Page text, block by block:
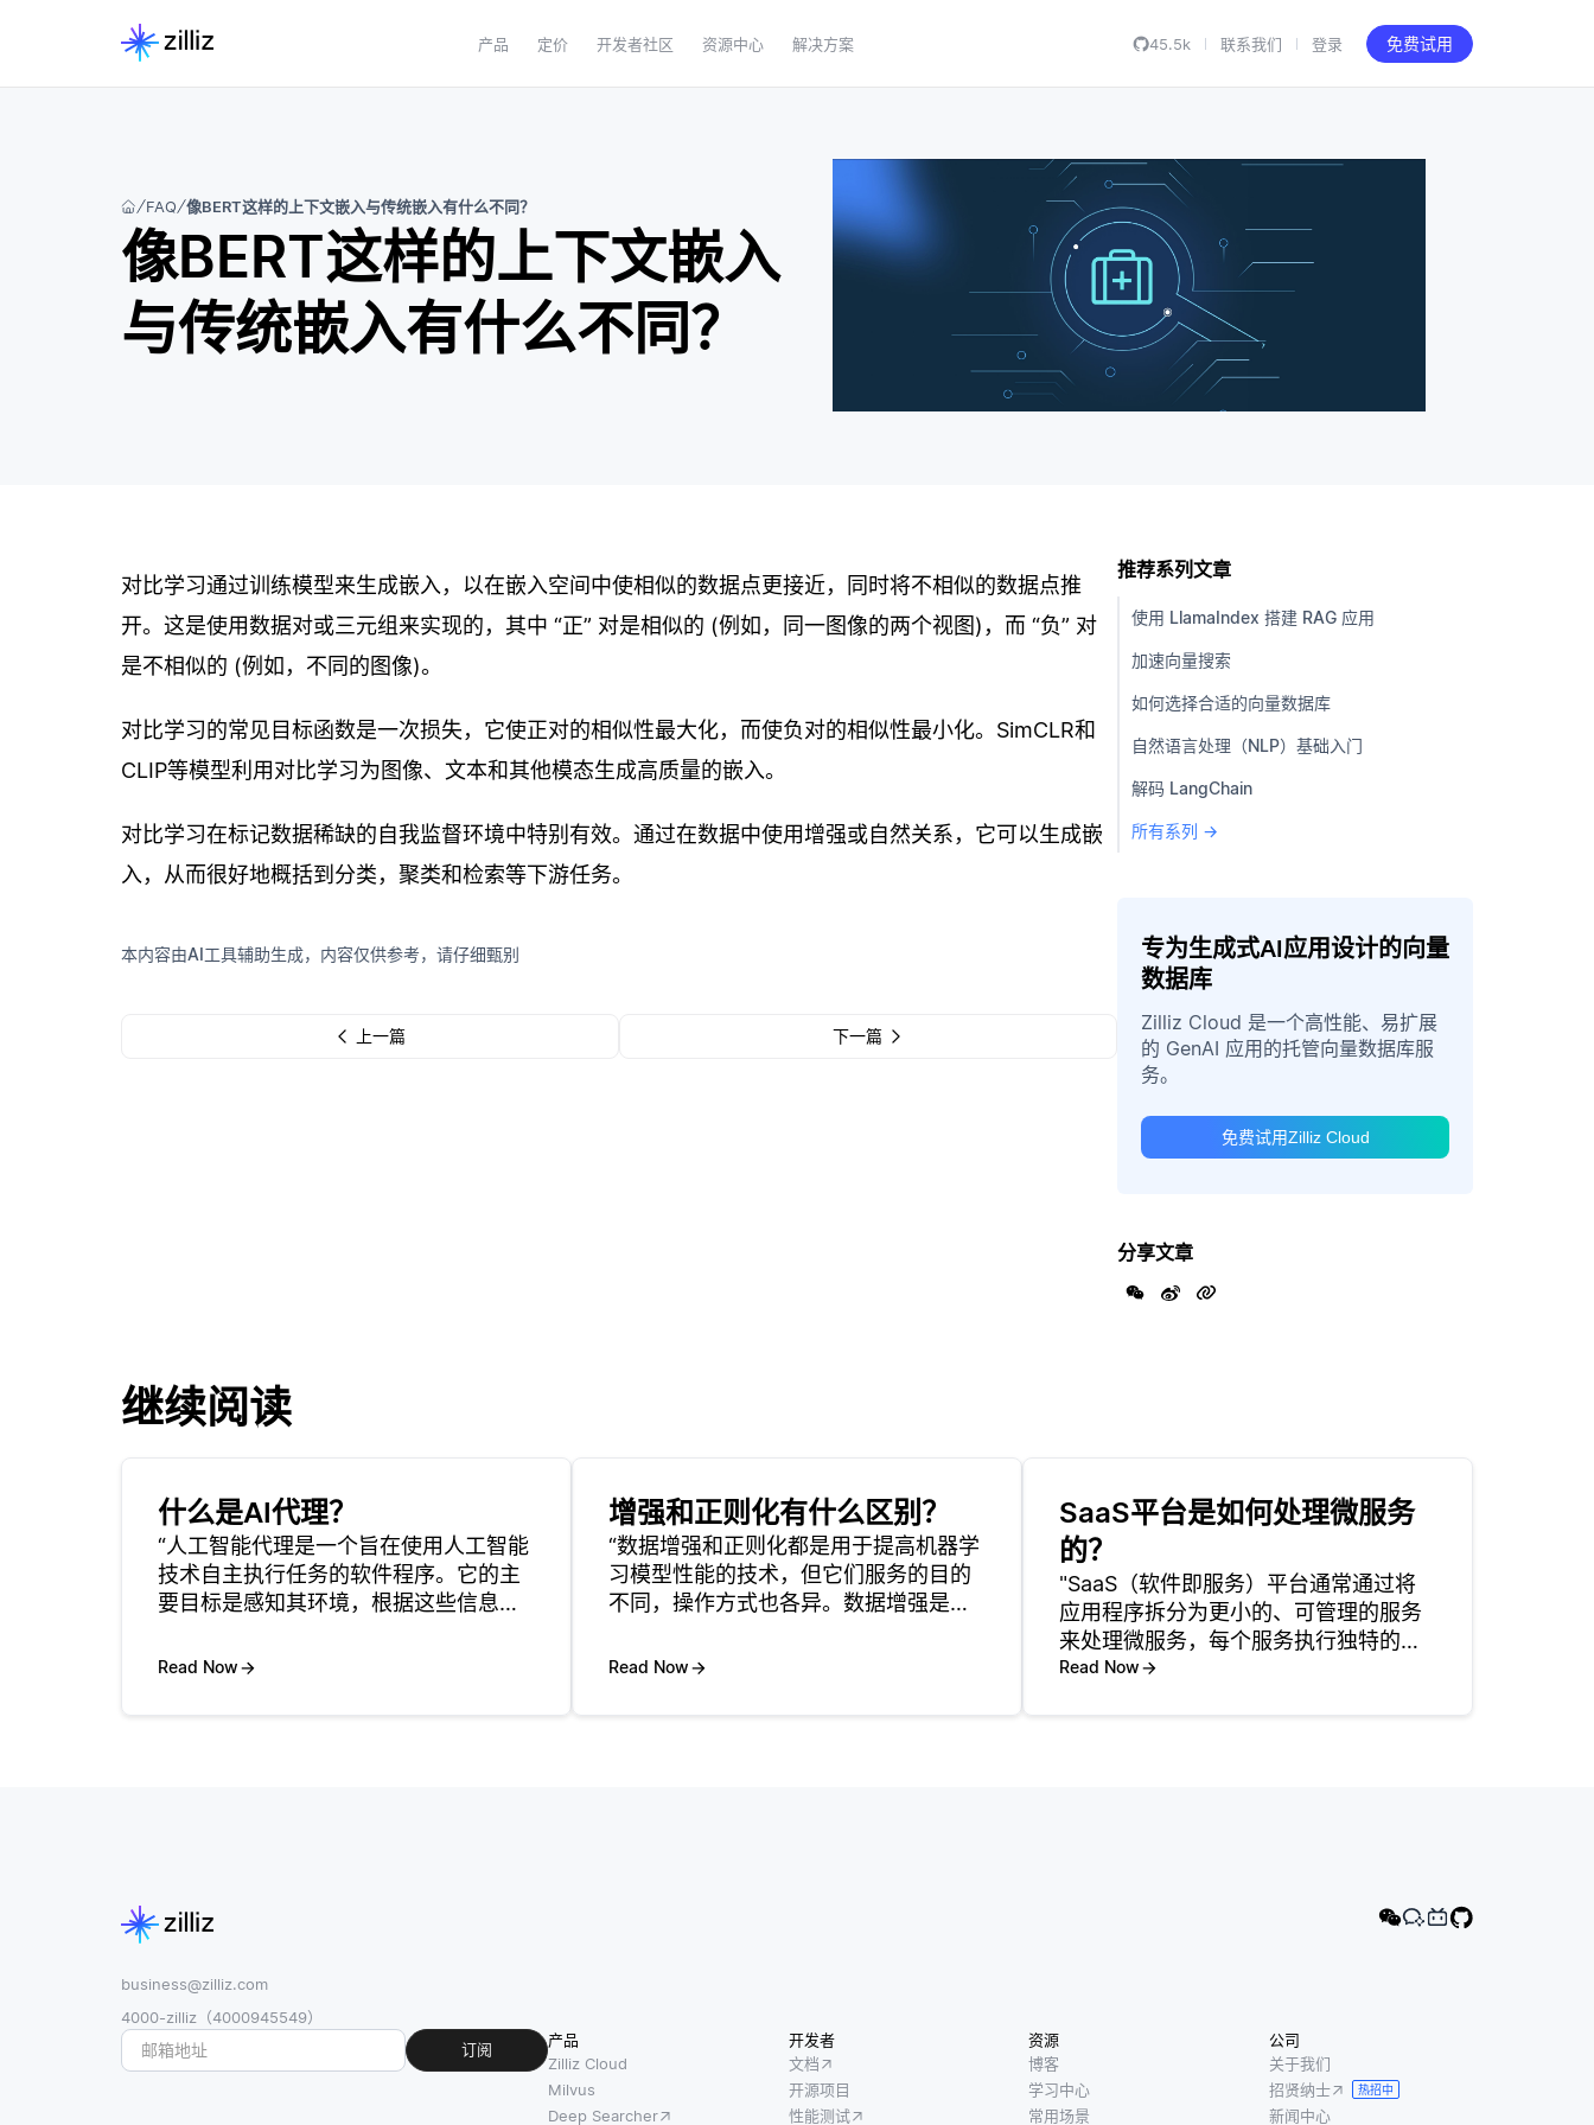
产品 定价 开发者社区 资源中心 解决方案 45.5k 联系我们 登录 免费试用
FAQ 像BERT这样的上下文嵌入与传统嵌入有什么不同？
像BERT这样的上下文嵌入
与传统嵌入有什么不同？
对比学习通过训练模型来生成嵌入，以在嵌入空间中使相似的数据点更接近，同时将不相似的数据点推
开。这是使用数据对或三元组来实现的，其中 “正” 对是相似的 (例如，同一图像的两个视图)，而 “负” 对
是不相似的 (例如，不同的图像)。
对比学习的常见目标函数是一次损失，它使正对的相似性最大化，而使负对的相似性最小化。SimCLR和
CLIP等模型利用对比学习为图像、文本和其他模态生成高质量的嵌入。
对比学习在标记数据稀缺的自我监督环境中特别有效。通过在数据中使用增强或自然关系，它可以生成嵌
入，从而很好地概括到分类，聚类和检索等下游任务。
本内容由AI工具辅助生成，内容仅供参考，请仔细甄别
上一篇 下一篇
推荐系列文章
使用 LlamaIndex 搭建 RAG 应用
加速向量搜索
如何选择合适的向量数据库
自然语言处理（NLP）基础入门
解码 LangChain
所有系列 →
专为生成式AI应用设计的向量
数据库
Zilliz Cloud 是一个高性能、易扩展
的 GenAI 应用的托管向量数据库服
务。
免费试用Zilliz Cloud
分享文章
继续阅读
什么是AI代理？
“人工智能代理是一个旨在使用人工智能
技术自主执行任务的软件程序。它的主
要目标是感知其环境，根据这些信息做
人工智能代理可以在各种领域中操作，
Read Now
增强和正则化有什么区别？
“数据增强和正则化都是用于提高机器学
习模型性能的技术，但它们服务的目的
不同，操作方式也各异。数据增强是指
新数据的泛化能力的方法。这在图像分
Read Now
SaaS平台是如何处理微服务
的？
"SaaS（软件即服务）平台通常通过将
应用程序拆分为更小的、可管理的服务
来处理微服务，每个服务执行独特的功
能。这种架构允许应用程序的不同部分
Read Now
business@zilliz.com
4000-zilliz（4000945549）
订阅
产品
Zilliz Cloud
Milvus
Deep Searcher
开发者
文档
开源项目
性能测试
资源
博客
学习中心
常用场景
公司
关于我们
招贤纳士
热招中
新闻中心